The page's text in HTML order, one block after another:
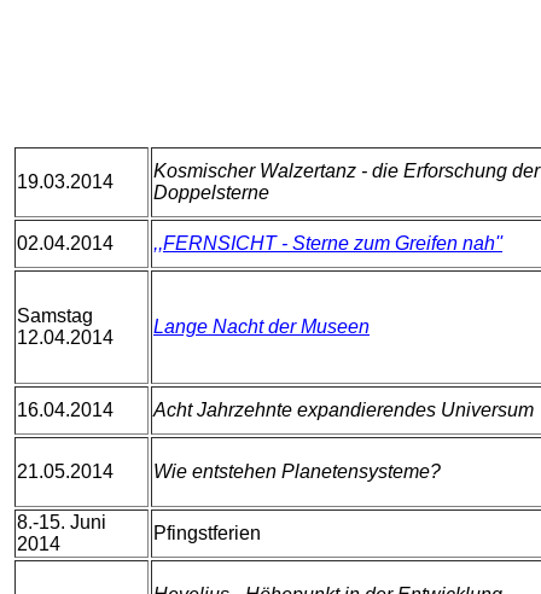
19.03.2014
Kosmischer Walzertanz - die Erforschung der
Doppelsterne
02.04.2014 ,,FERNSICHT - Sterne zum Greifen nah''
Samstag
12.04.2014
Lange Nacht der Museen
16.04.2014 Acht Jahrzehnte expandierendes Universum
21.05.2014 Wie entstehen Planetensysteme?
8.-15. Juni
2014
Pfingstferien